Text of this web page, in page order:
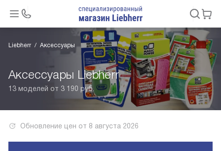
Liebherr Аксессуары
Аксессуары Liebherr
13 моделей от 3 190 руб.
Обновление цен от 8 августа 2026